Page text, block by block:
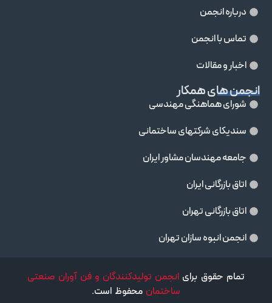
درباره انجمن
تماس با انجمن
اخبار و مقالات
انجمن های همکار
شورای هماهنگی مهندسی
سندیکای شرکتهای ساختمانی
جامعه مهندسان مشاور ايران
اتاق بازرگانی ایران
اتاق بازرگانی تهران
انجمن انبوه سازان تهران
تمام حقوق برای انجمن تولیدکنندگان و فن آوران صنعتی
ساختمان محفوظ است.